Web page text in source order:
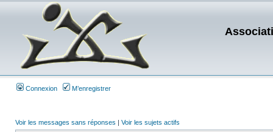
Connexion M’enregistrer
Voir les messages sans réponses | Voir les sujets actifs